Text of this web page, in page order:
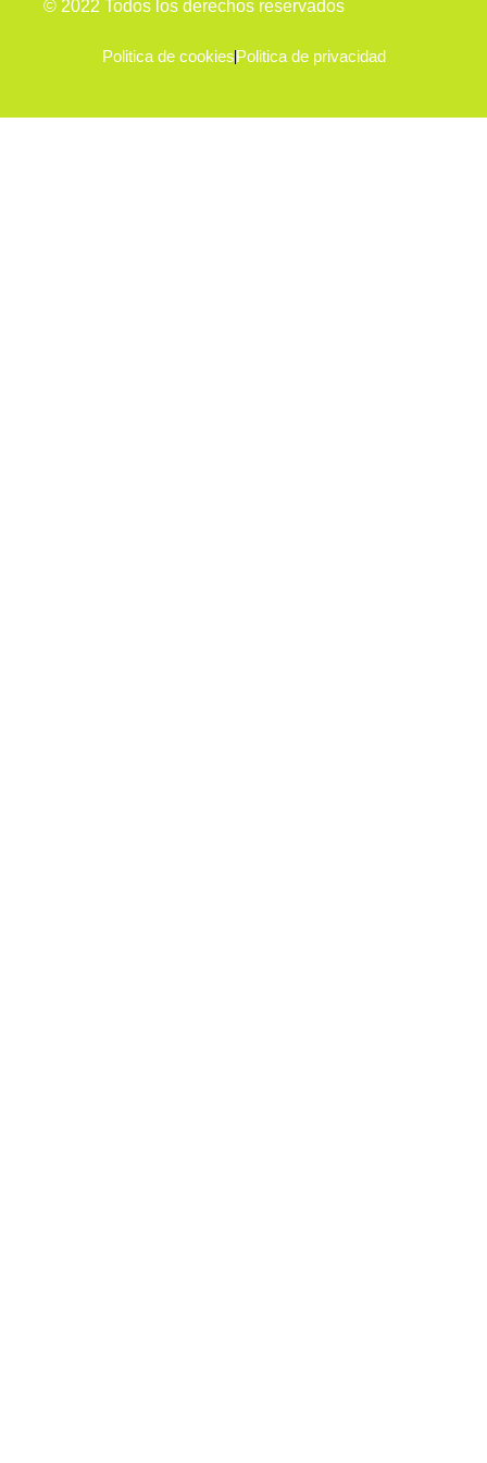
© 2022 Todos los derechos reservados
Politica de cookiesPolitica de privacidad